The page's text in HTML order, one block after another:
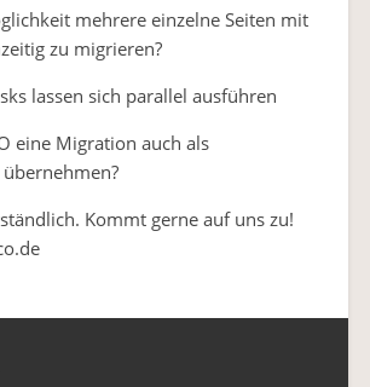
mehrere einzelne Seiten mit
zu migrieren?
lassen sich parallel ausführen
eine Migration auch als
Kommt gerne auf uns zu!